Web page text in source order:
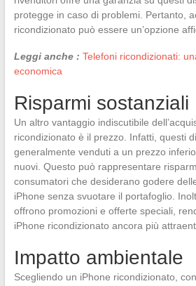
protegge in caso di problemi. Pertanto,
ricondizionato può essere un’opzione
Leggi anche : Telefoni ricondizionati:
economica
Risparmi sostanziali
Un altro vantaggio indiscutibile
ricondizionato è il prezzo. Infatti, questi
generalmente venduti a un prezzo
nuovi. Questo può rappresentare
consumatori che desiderano godere
iPhone senza svuotare il portafoglio.
offrono promozioni e offerte speciali,
iPhone ricondizionato ancora più
Impatto ambientale
Scegliendo un iPhone ricondizionato,